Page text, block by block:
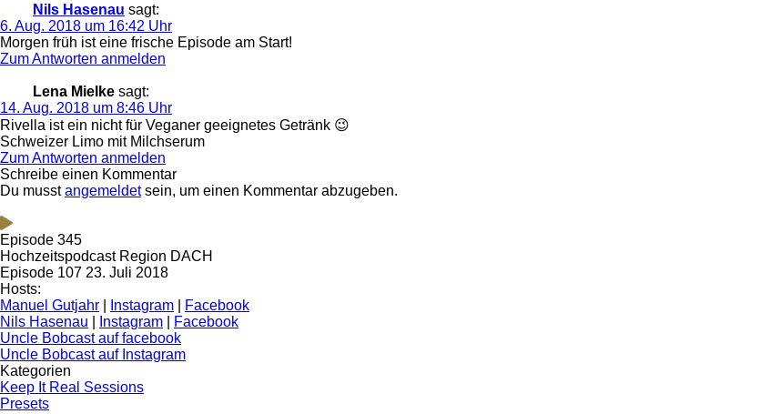
Nils Hasenau sagt:
6. Aug. 2018 um 16:42 Uhr
Morgen früh ist eine frische Episode am Start!
Zum Antworten anmelden
Lena Mielke sagt:
14. Aug. 2018 um 8:46 Uhr
Rivella ist ein nicht für Veganer geeignetes Getränk 😉
Schweizer Limo mit Milchserum
Zum Antworten anmelden
Schreibe einen Kommentar
Du musstangemeldetsein, um einen Kommentar abzugeben.
Episode 345
Hochzeitspodcast Region DACH
Episode 107 23. Juli 2018
Hosts:
Manuel Gutjahr
Instagram
Facebook
Nils Hasenau
Instagram
Facebook
Uncle Bobcast auf facebook
Uncle Bobcast auf Instagram
Kategorien
Keep It Real Sessions
Presets